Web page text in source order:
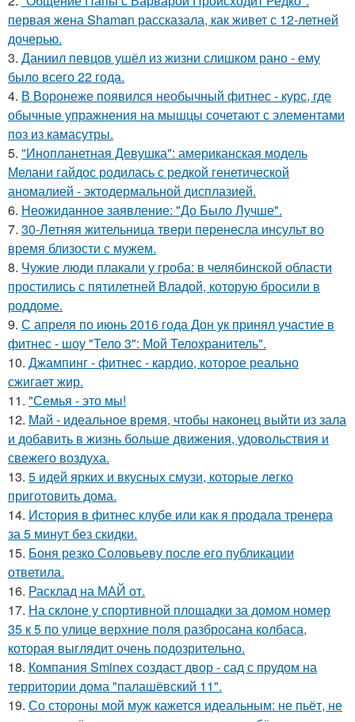
первая жена Shaman рассказала, как живет с 12-летней
дочерью.
3. Даниил певцов ушёл из жизни слишком рано - ему
было всего 22 года.
4. В Воронеже появился необычный фитнес - курс, где
обычные упражнения на мышцы сочетают с элементами
поз из камасутры.
5. "Инопланетная Девушка": американская модель
Мелани гайдос родилась с редкой генетической
аномалией - эктодермальной дисплазией.
6. Неожиданное заявление: "До Было Лучше".
7. 30-Летняя жительница твери перенесла инсульт во
время близости с мужем.
8. Чужие люди плакали у гроба: в челябинской области
простились с пятилетней Владой, которую бросили в
роддоме.
9. С апреля по июнь 2016 года Дон ук принял участие в
фитнес - шоу "Тело 3": Мой Телохранитель".
10. Джампинг - фитнес - кардио, которое реально
сжигает жир.
11. "Семья - это мы!
12. Май - идеальное время, чтобы наконец выйти из зала
и добавить в жизнь больше движения, удовольствия и
свежего воздуха.
13. 5 идей ярких и вкусных смузи, которые легко
приготовить дома.
14. История в фитнес клубе или как я продала тренера
за 5 минут без скидки.
15. Боня резко Соловьеву после его публикации
ответила.
16. Расклад на МАЙ от.
17. На склоне у спортивной площадки за домом номер
35 к 5 по улице верхние поля разбросана колбаса,
которая выглядит очень подозрительно.
18. Компания Sminex создаст двор - сад с прудом на
территории дома "палашёвский 11".
19. Со стороны мой муж кажется идеальным: не пьёт, не